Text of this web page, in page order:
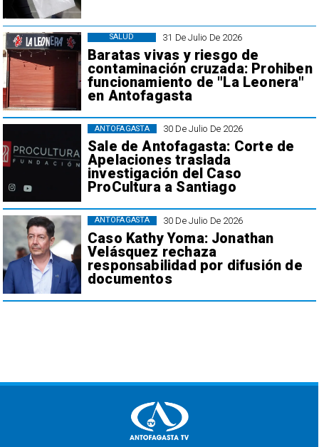
31 De Julio De 2026
Baratas vivas y riesgo de
contaminación cruzada: Prohiben
funcionamiento de "La Leonera"
en Antofagasta
SALUD
30 De Julio De 2026
Sale de Antofagasta: Corte de
Apelaciones traslada
investigación del Caso
ProCultura a Santiago
ANTOFAGASTA
30 De Julio De 2026
Caso Kathy Yoma: Jonathan
Velásquez rechaza
responsabilidad por difusión de
documentos
ANTOFAGASTA